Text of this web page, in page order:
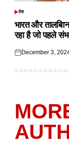
POSTED
देश
भारत और
रहा है जो पहले
Posted
December 3,